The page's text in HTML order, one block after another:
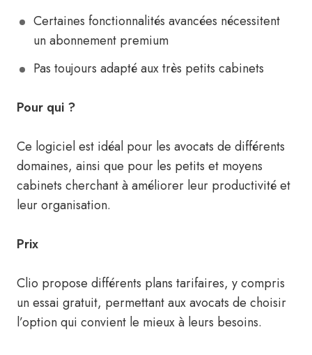
Certaines fonctionnalités avancées nécessitent
un abonnement premium
Pas toujours adapté aux très petits cabinets
Pour qui ?
Ce logiciel est idéal pour les avocats de différents
domaines, ainsi que pour les petits et moyens
cabinets cherchant à améliorer leur productivité et
leur organisation.
Prix
Clio propose différents plans tarifaires, y compris
un essai gratuit, permettant aux avocats de choisir
l’option qui convient le mieux à leurs besoins.